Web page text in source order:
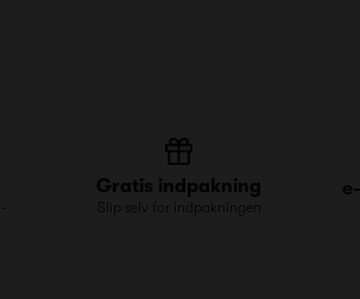
Gratis indpakning
Slip selv for indpakningen